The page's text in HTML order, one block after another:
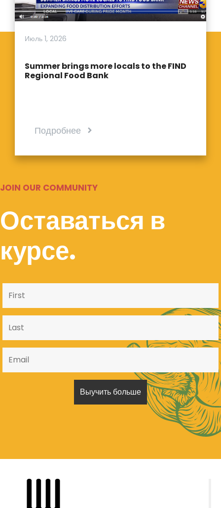
Июль 1, 2026
Summer brings more locals to the FIND
Regional Food Bank
Подробнее
JOIN OUR COMMUNITY
Оставаться в
курсе.